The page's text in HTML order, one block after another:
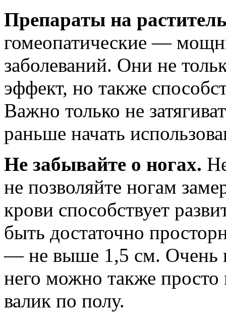
Препараты на
гомеопатические —
заболеваний. Они не
эффект, но также
Важно только не
раньше начать
Не забывайте о ногах.
не позволяйте ногам
крови способствует
быть достаточно
— не выше 1,5 см. Очень
него можно также просто
валик по полу.